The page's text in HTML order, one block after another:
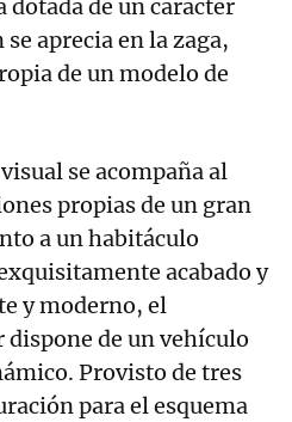
de un carácter
aprecia en la zaga,
de un modelo de
se acompaña al
propias de un gran
a un habitáculo
acabado y
y moderno, el
de un vehículo
Provisto de tres
para el esquema